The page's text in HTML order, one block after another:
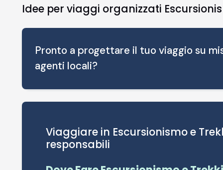
Idee per viaggi organizzati
Pronto a progettare il tuo viaggio su
agenti locali?
Viaggiare in Escursionismo e
responsabili